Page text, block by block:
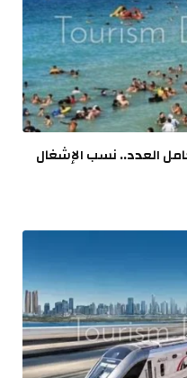
العدد.. نسب الإشغال